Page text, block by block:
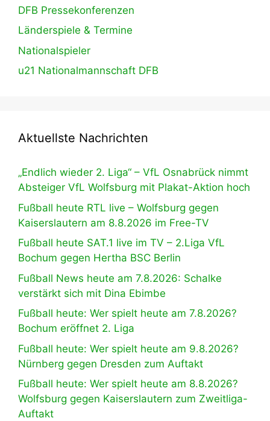
DFB Pressekonferenzen
Länderspiele & Termine
Nationalspieler
u21 Nationalmannschaft DFB
Aktuellste Nachrichten
„Endlich wieder 2. Liga“ – VfL Osnabrück nimmt
Absteiger VfL Wolfsburg mit Plakat-Aktion hoch
Fußball heute RTL live – Wolfsburg gegen
Kaiserslautern am 8.8.2026 im Free-TV
Fußball heute SAT.1 live im TV – 2.Liga VfL
Bochum gegen Hertha BSC Berlin
Fußball News heute am 7.8.2026: Schalke
verstärkt sich mit Dina Ebimbe
Fußball heute: Wer spielt heute am 7.8.2026?
Bochum eröffnet 2. Liga
Fußball heute: Wer spielt heute am 9.8.2026?
Nürnberg gegen Dresden zum Auftakt
Fußball heute: Wer spielt heute am 8.8.2026?
Wolfsburg gegen Kaiserslautern zum Zweitliga-
Auftakt